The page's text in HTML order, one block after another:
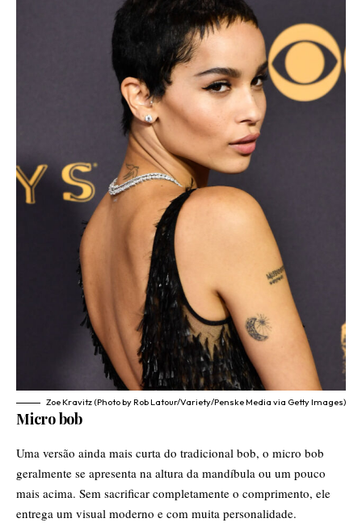
Zoe Kravitz (Photo by Rob Latour/Variety/Penske Media via Getty Images)
Micro bob
Uma versão ainda mais curta do tradicional bob, o micro bob
geralmente se apresenta na altura da mandíbula ou um pouco
mais acima. Sem sacrificar completamente o comprimento, ele
entrega um visual moderno e com muita personalidade.